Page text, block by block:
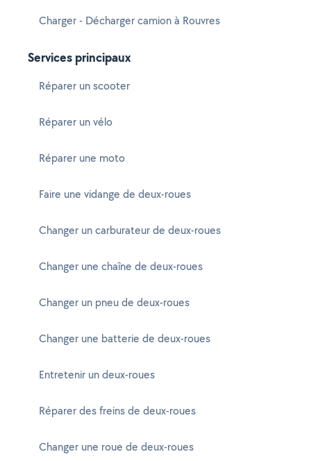
Charger - Décharger camion à Rouvres
Services principaux
Réparer un scooter
Réparer un vélo
Réparer une moto
Faire une vidange de deux-roues
Changer un carburateur de deux-roues
Changer une chaîne de deux-roues
Changer un pneu de deux-roues
Changer une batterie de deux-roues
Entretenir un deux-roues
Réparer des freins de deux-roues
Changer une roue de deux-roues